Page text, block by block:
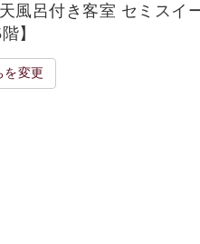
風呂付き客室 セミスイ
】
を変更